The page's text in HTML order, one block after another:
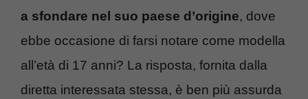
a sfondare nel suo paese d’origine, dove
ebbe occasione di farsi notare come modella
all’età di 17 anni? La risposta, fornita dalla
diretta interessata stessa, è ben più assurda